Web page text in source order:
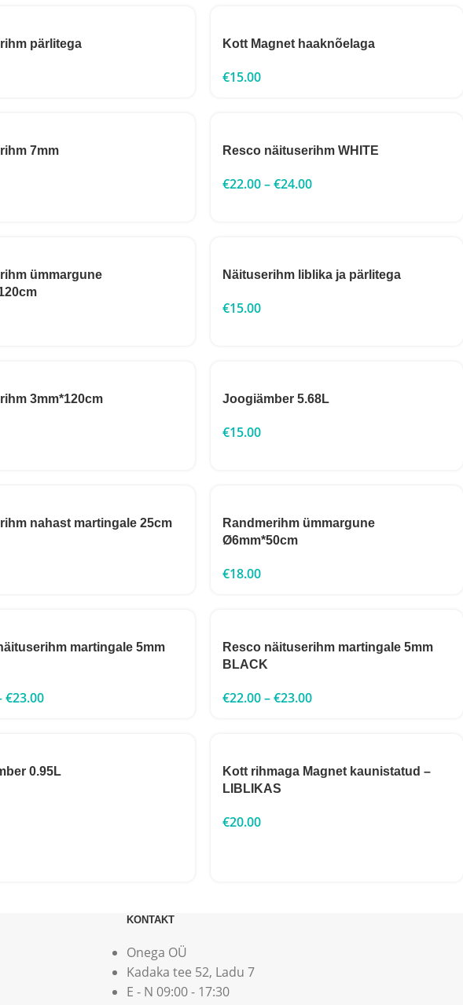
pärlitega Kott Magnet haaknõelaga
€15.00
7mm Resco näituserihm WHITE
€22.00–€24.00
ümmargune
Näituserihm liblika ja pärlitega
€15.00
3mm*120cm Joogiämber 5.68L
€15.00
nahast martingale 25cm
Randmerihm ümmargune
Ø6mm*50cm
€18.00
martingale 5mm
€23.00
Resco näituserihm martingale 5mm
BLACK
€22.00–€23.00
0.95L
Kott rihmaga Magnet kaunistatud –
LIBLIKAS
€20.00
KONTAKT
Onega OÜ
Kadaka tee 52, Ladu 7
E - N 09:00 - 17:30